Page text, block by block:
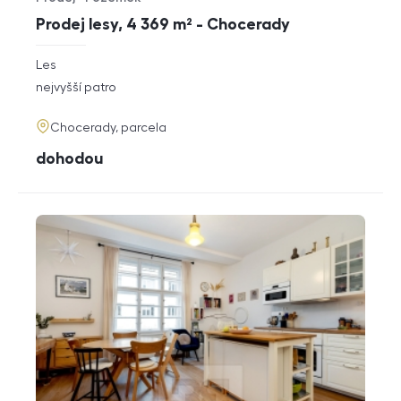
Prodej lesy, 4 369 m² - Chocerady
Typ nabídky
Typ nemovitosti
rozměry
Les
funkce
nejvyšší patro
adresa
Chocerady, parcela
cena
dohodou